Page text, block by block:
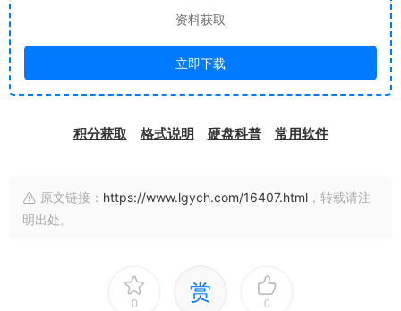
资料获取
立即下载
积分获取 格式说明 硬盘科普 常用软件
原文链接： https://www.lgych.com/16407.html ，转载请注
明出处。
0 赏 0